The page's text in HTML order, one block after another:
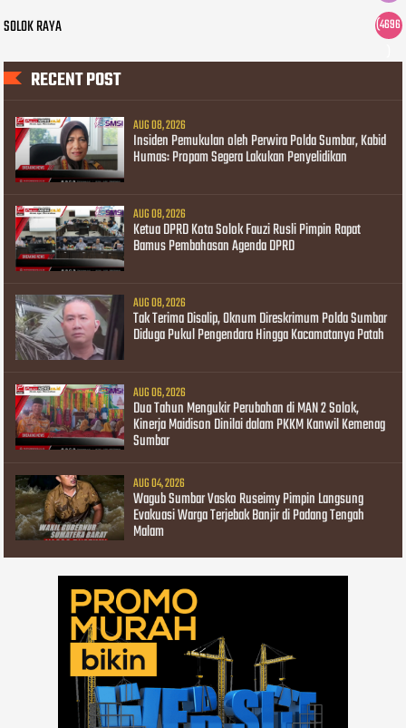
SOLOK RAYA
(4696
RECENT POST
AUG 08, 2026
Insiden Pemukulan oleh Perwira Polda Sumbar, Kabid
Humas: Propam Segera Lakukan Penyelidikan
AUG 08, 2026
Ketua DPRD Kota Solok Fauzi Rusli Pimpin Rapat
Bamus Pembahasan Agenda DPRD
AUG 08, 2026
Tak Terima Disalip, Oknum Direskrimum Polda Sumbar
Diduga Pukul Pengendara Hingga Kacamatanya Patah
AUG 06, 2026
Dua Tahun Mengukir Perubahan di MAN 2 Solok,
Kinerja Maidison Dinilai dalam PKKM Kanwil Kemenag
Sumbar
AUG 04, 2026
Wagub Sumbar Vasko Ruseimy Pimpin Langsung
Evakuasi Warga Terjebak Banjir di Padang Tengah
Malam